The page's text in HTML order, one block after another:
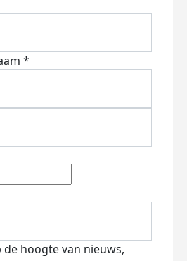
*
hoogte van nieuws,